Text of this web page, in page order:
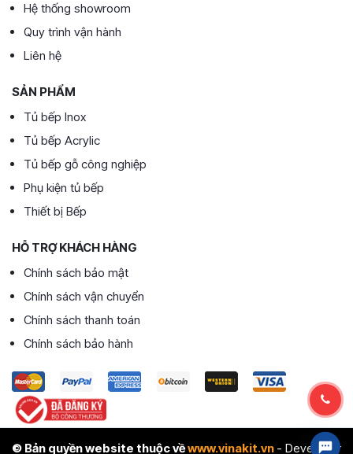
Hệ thống showroom
Quy trình vận hành
Liên hệ
SẢN PHẨM
Tủ bếp Inox
Tủ bếp Acrylic
Tủ bếp gỗ công nghiệp
Phụ kiện tủ bếp
Thiết bị Bếp
HỖ TRỢ KHÁCH HÀNG
Chính sách bảo mật
Chính sách vận chuyển
Chính sách thanh toán
Chính sách bảo hành
© Bản quyền website thuộc vềwww.vinakit.vn - Developer